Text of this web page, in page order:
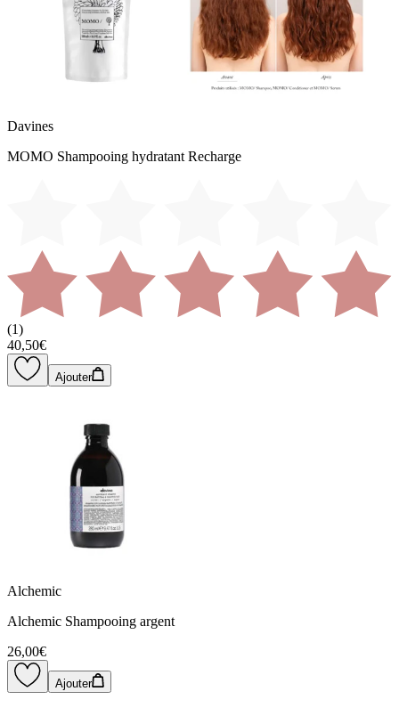
Davines
MOMO Shampooing hydratant Recharge
(1)
40,50€
Ajouter
Alchemic
Alchemic Shampooing argent
26,00€
Ajouter